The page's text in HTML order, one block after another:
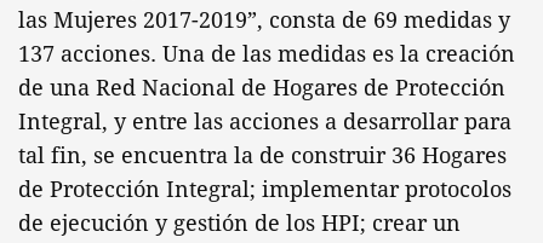
las Mujeres 2017-2019”, consta de 69 medidas y
137 acciones. Una de las medidas es la creación
de una Red Nacional de Hogares de Protección
Integral, y entre las acciones a desarrollar para
tal fin, se encuentra la de construir 36 Hogares
de Protección Integral; implementar protocolos
de ejecución y gestión de los HPI; crear un